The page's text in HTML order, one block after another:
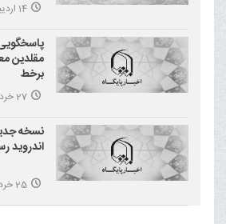
14 اردیبهشت 1398
مقلدین
برخط
27 خرداد 1394
نسخه
اندروید
25 خرداد 1394